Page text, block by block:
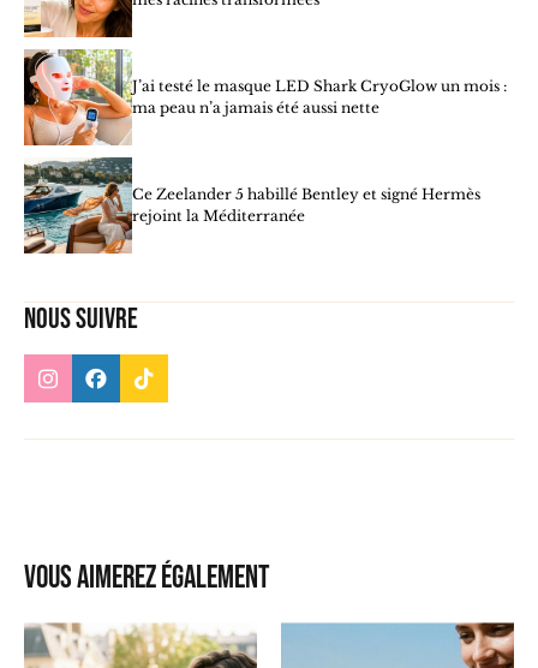
J’ai testé le masque LED Shark CryoGlow un mois :
ma peau n’a jamais été aussi nette
Ce Zeelander 5 habillé Bentley et signé Hermès
rejoint la Méditerranée
Nous suivre
Vous aimerez également